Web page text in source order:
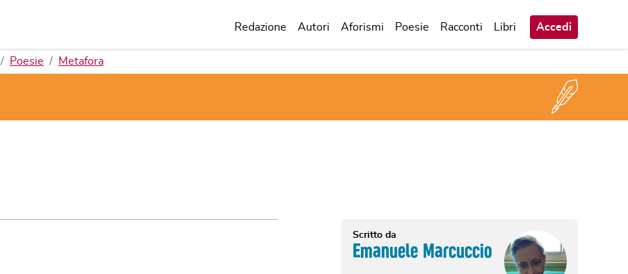
Redazione Autori Aforismi Poesie Racconti Libri Accedi
Poesie Metafora
Scritto da
Emanuele Marcuccio